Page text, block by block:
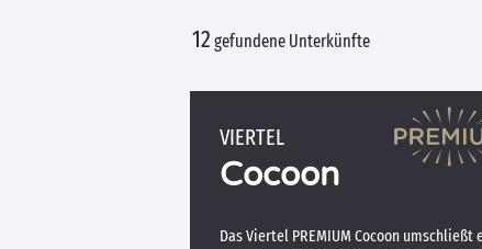
12 gefundene Unterkünfte
VIERTEL
Cocoon
Das Viertel PREMIUM Cocoon umschließt